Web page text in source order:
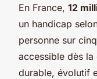
En France, 12
un handicap
personne sur
accessible dès
durable, évolutif